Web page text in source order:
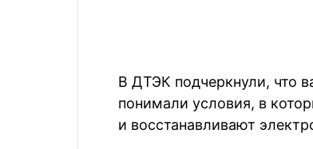
В ДТЭК подчеркнули, что
понимали условия, в
и восстанавливают